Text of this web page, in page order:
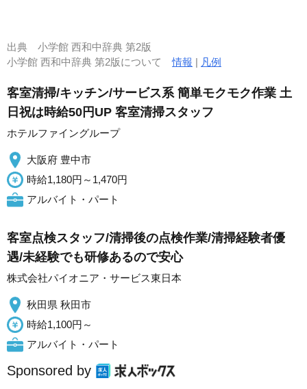
出典 小学館 西和中辞典 第2版
小学館 西和中辞典 第2版について情報 | 凡例
客室清掃/キッチン/サービス系 簡単モクモク作業 土
日祝は時給50円UP 客室清掃スタッフ
ホテルファイングループ
大阪府 豊中市
時給1,180円～1,470円
アルバイト・パート
客室点検スタッフ/清掃後の点検作業/清掃経験者優
遇/未経験でも研修あるので安心
株式会社パイオニア・サービス東日本
秋田県 秋田市
時給1,100円～
アルバイト・パート
Sponsored by